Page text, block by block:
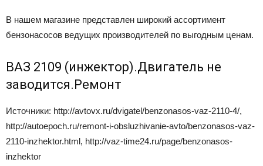
В нашем магазине представлен широкий ассортимент
бензонасосов ведущих производителей по выгодным ценам.
ВАЗ 2109 (инжектор).Двигатель не
заводится.Ремонт
Источники: http://avtovx.ru/dvigatel/benzonasos-vaz-2110-4/,
http://autoepoch.ru/remont-i-obsluzhivanie-avto/benzonasos-vaz-
2110-inzhektor.html, http://vaz-time24.ru/page/benzonasos-
inzhektor